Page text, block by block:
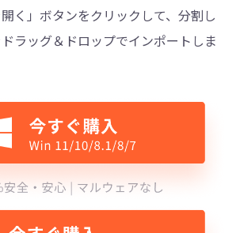
く」ボタンをクリックして、分割し
ラッグ＆ドロップでインポートしま